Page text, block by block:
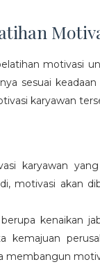
motivasi
sesuai
karyawan
karyawan
motivasi akan
kenaikan
kemajuan
membangun